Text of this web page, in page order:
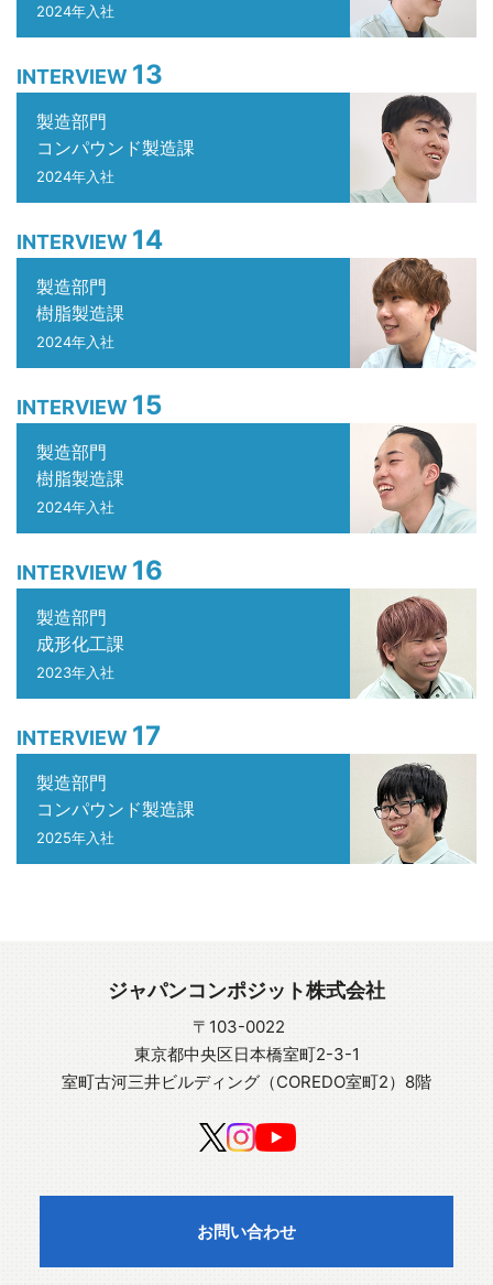
2024年入社
INTERVIEW 13
製造部門
コンパウンド製造課
2024年入社
INTERVIEW 14
製造部門
樹脂製造課
2024年入社
INTERVIEW 15
製造部門
樹脂製造課
2024年入社
INTERVIEW 16
製造部門
成形化工課
2023年入社
INTERVIEW 17
製造部門
コンパウンド製造課
2025年入社
ジャパンコンポジット株式会社
〒103-0022
東京都中央区日本橋室町2-3-1
室町古河三井ビルディング（COREDO室町2）8階
お問い合わせ